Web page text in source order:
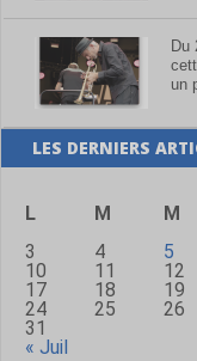
Du
un
LES DERNIERS
L
M M
3
4 5
10
11 12
17
18 19
24
25 26
31
« Juil